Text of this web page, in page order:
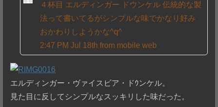
４杯目 エルディンガー ドウンケル 伝統的な製
法って書いてるがシンプルな味でかなり好み
おかわりしようかな^q^
2:47 PM Jul 18th from mobile web
エルディンガー・ヴァイスビア・ドｳンケル。
見た目に反してシンプルなスッキリした味だった。